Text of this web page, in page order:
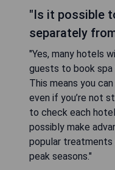
"Is it possible
separately
"Yes, many hotels
guests to book
This means you
even if you’re not
to check each
possibly make
popular treatments
peak seasons."